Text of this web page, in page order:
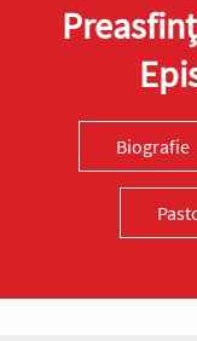
Biografie